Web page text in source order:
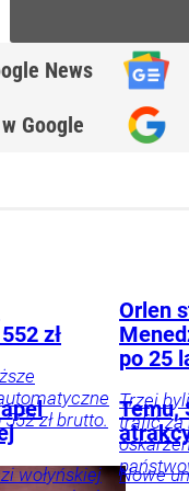
News
Google
zł
zł brutto.
Orlen
po 25
Trzej
trafić za
wołyńskiej
Temu,
Nowe